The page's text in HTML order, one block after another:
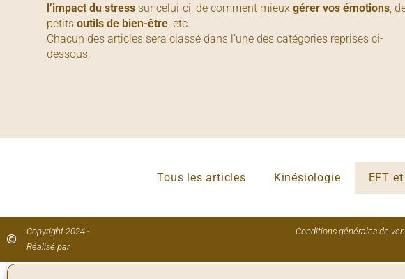
l’impact du stress sur celui-ci, de comment mieuxgérer vos émotions ,
petitsoutils de bien-être , etc.
Chacun des articles sera classé dans l’une des catégories reprises ci-
dessous.
Tous les articles Kinésiologie EFT
Copyright 2024 -
Réalisé par
Conditions générales de